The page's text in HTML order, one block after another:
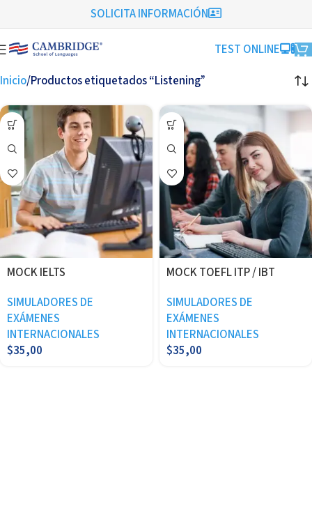
SOLICITA INFORMACIÓN
TEST ONLINE
Inicio Productos etiquetados “Listening”
MOCK IELTS
SIMULADORES DE
EXÁMENES
INTERNACIONALES
$35,00
MOCK TOEFL ITP / IBT
SIMULADORES DE
EXÁMENES
INTERNACIONALES
$35,00